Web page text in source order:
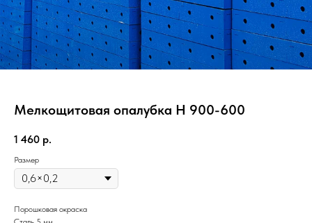
Мелкощитовая опалубка Н 900-600
1 460 р.
Размер
Порошковая окраска